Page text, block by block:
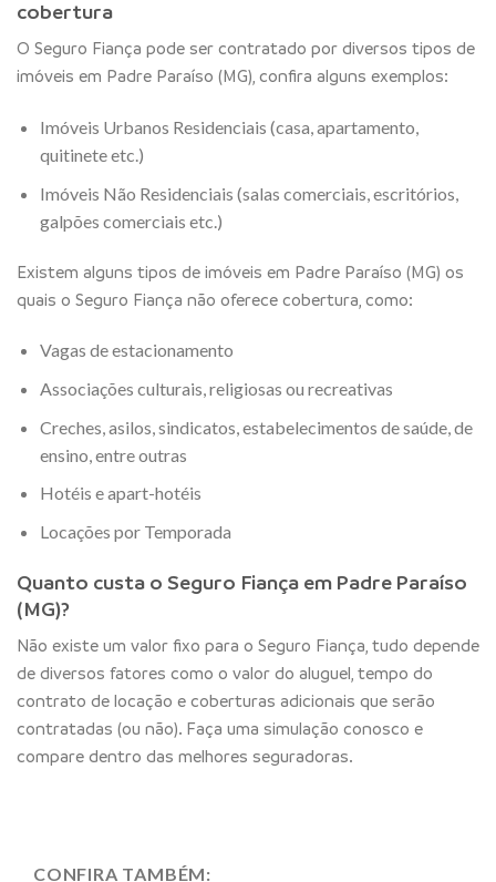
cobertura
O Seguro Fiança pode ser contratado por diversos tipos de
imóveis em Padre Paraíso (MG), confira alguns exemplos:
Imóveis Urbanos Residenciais (casa, apartamento,
quitinete etc.)
Imóveis Não Residenciais (salas comerciais, escritórios,
galpões comerciais etc.)
Existem alguns tipos de imóveis em Padre Paraíso (MG) os
quais o Seguro Fiança não oferece cobertura, como:
Vagas de estacionamento
Associações culturais, religiosas ou recreativas
Creches, asilos, sindicatos, estabelecimentos de saúde, de
ensino, entre outras
Hotéis e apart-hotéis
Locações por Temporada
Quanto custa o Seguro Fiança em Padre Paraíso
(MG)?
Não existe um valor fixo para o Seguro Fiança, tudo depende
de diversos fatores como o valor do aluguel, tempo do
contrato de locação e coberturas adicionais que serão
contratadas (ou não). Faça uma simulação conosco e
compare dentro das melhores seguradoras.
CONFIRA TAMBÉM: